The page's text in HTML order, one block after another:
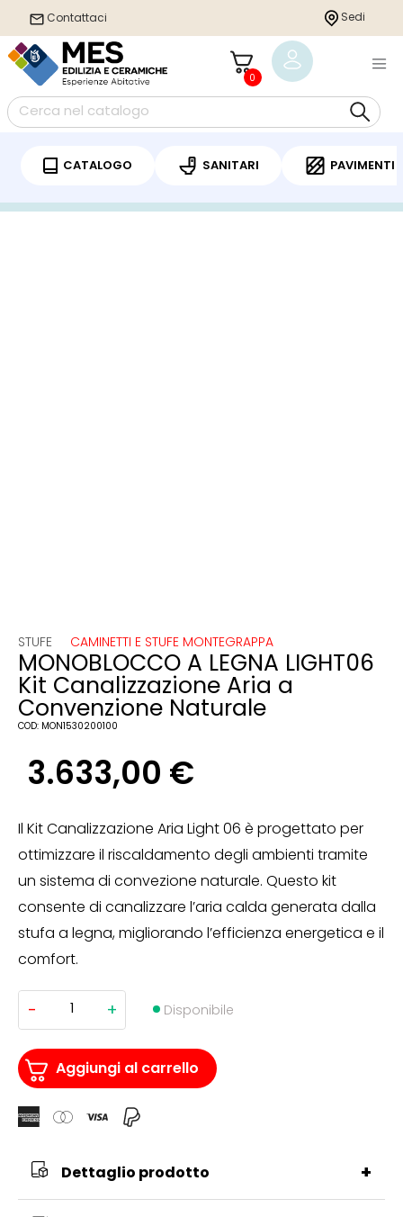
Contattaci Sedi
0
CATALOGO SANITARI PAVIMENTI
/Stufe/Monoblocco legna
/ MONOBLOCCO A LEGNA LIGHT06 Kit
STUFE CAMINETTI E STUFE MONTEGRAPPA
MONOBLOCCO A LEGNA LIGHT06
Kit Canalizzazione Aria a
Convenzione Naturale
COD: MON1530200100
3.633,00 €
Il Kit Canalizzazione Aria Light 06 è progettato per
ottimizzare il riscaldamento degli ambienti tramite
un sistema di convezione naturale. Questo kit
consente di canalizzare l’aria calda generata dalla
stufa a legna, migliorando l’efficienza energetica e il
comfort.
-
MONOBLOCCO
LEGNA
LIGHT06
Kit
Canalizzazione
Aria
Convenzione
Naturale
+ Disponibile
Aggiungi al carrello
Dettaglio prodotto +